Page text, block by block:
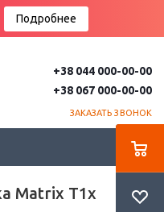
Подробнее
+38 044 000-00-00
+38 067 000-00-00
ЗАКАЗАТЬ ЗВОНОК
Matrix T1x